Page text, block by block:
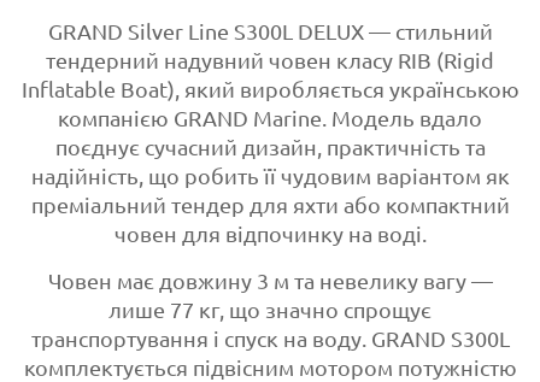
GRAND Silver Line S300L DELUX — стильний
тендерний надувний човен класу RIB (Rigid
Inflatable Boat), який виробляється українською
компанією GRAND Marine. Модель вдало
поєднує сучасний дизайн, практичність та
надійність, що робить її чудовим варіантом як
преміальний тендер для яхти або компактний
човен для відпочинку на воді.
Човен має довжину 3 м та невелику вагу —
лише 77 кг, що значно спрощує
транспортування і спуск на воду. GRAND S300L
комплектується підвісним мотором потужністю